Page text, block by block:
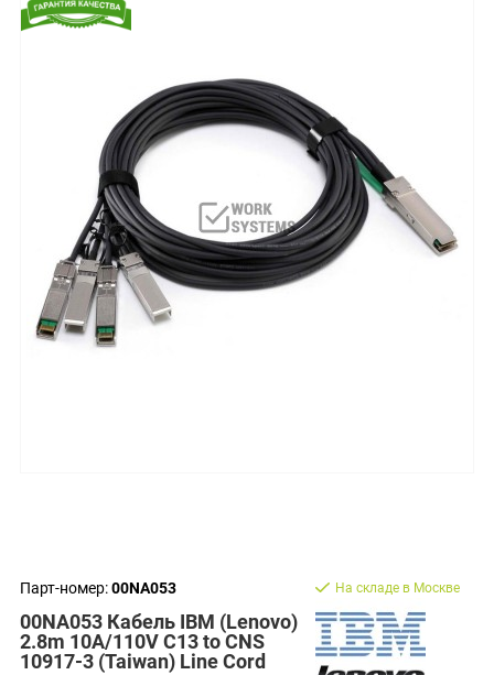
Парт-номер:00NA053
00NA053 Кабель IBM (Lenovo)
2.8m 10A/110V C13 to CNS
10917-3 (Taiwan) Line Cord
На складе в Москве